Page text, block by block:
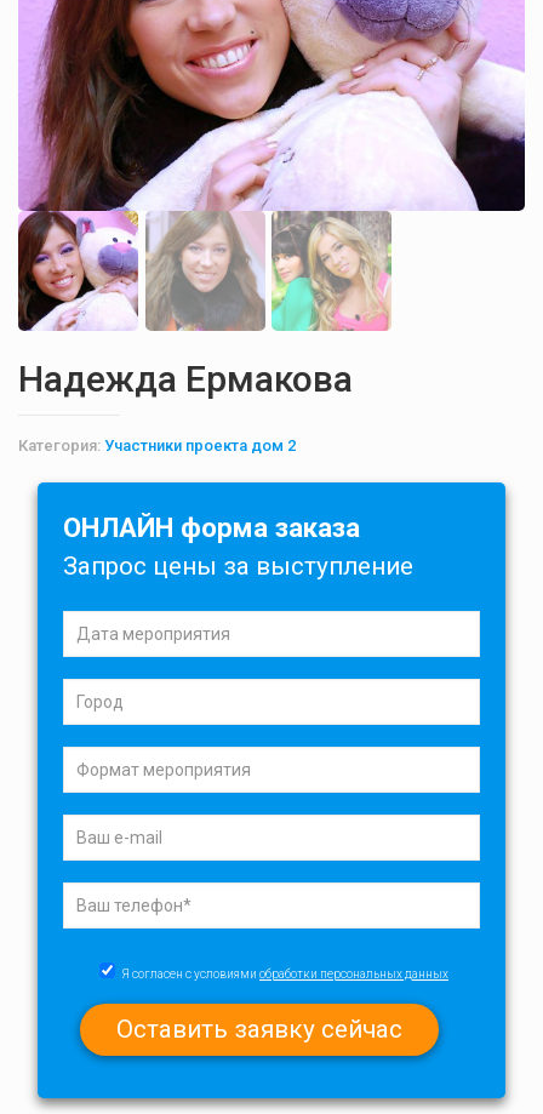
Надежда Ермакова
Категория: Участники проекта дом 2
ОНЛАЙН форма заказа
Запрос цены за выступление
Я согласен с условиями обработки персональных данных